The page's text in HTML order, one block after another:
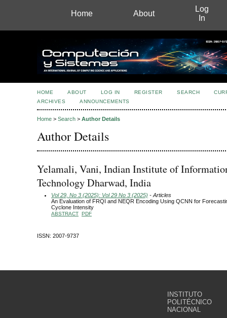
Home About
Log
In
HOME ABOUT LOG IN REGISTER SEARCH
ARCHIVES
ANNOUNCEMENTS
Home > Search > Author Details
Author Details
Yelamali, Vani, Indian Institute of
Technology Dharwad, India
Vol 29, No 3 (2025): Vol 29 No 3 (2025) - Articles
An Evaluation of FRQI and NEQR Encoding Using QCNN for
Cyclone Intensity
ABSTRACT PDF
ISSN: 2007-9737
INSTITUTO
POLITÉCNICO
NACIONAL